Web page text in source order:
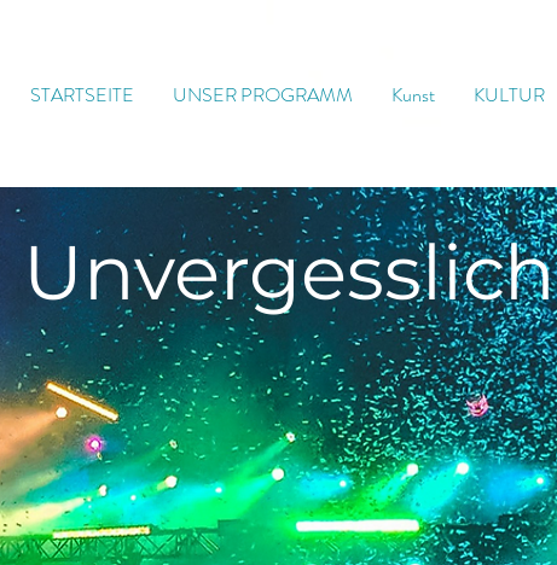
STARTSEITE UNSER PROGRAMM Kunst KULTUR